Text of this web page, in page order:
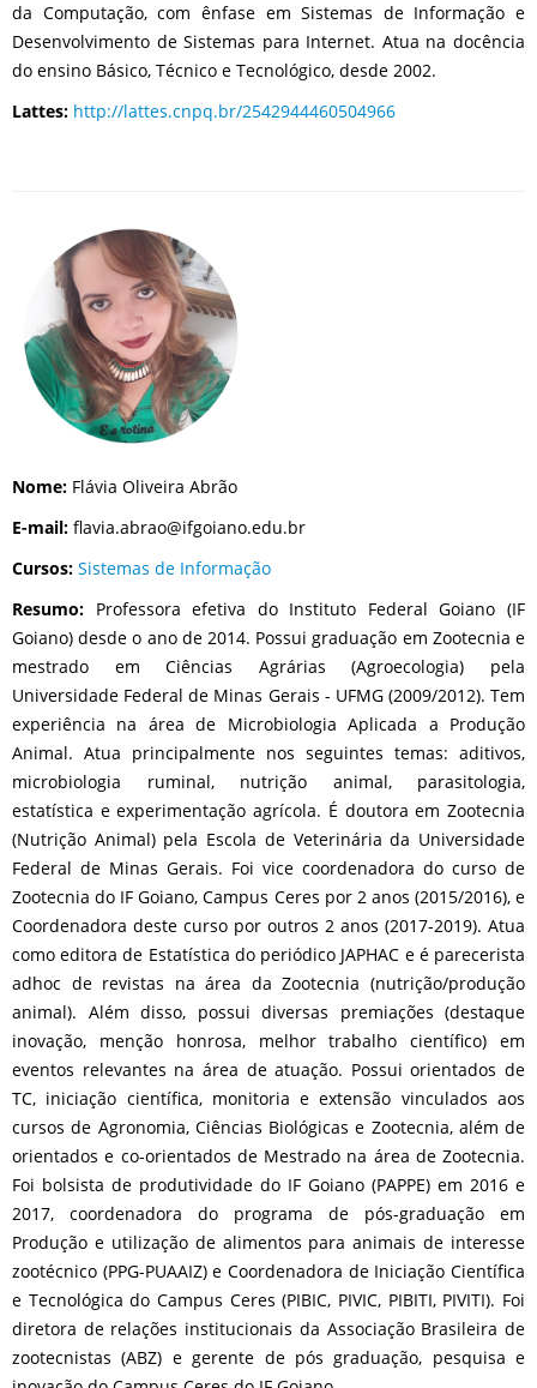
da Computação, com ênfase em Sistemas de Informação e
Desenvolvimento de Sistemas para Internet. Atua na docência
do ensino Básico, Técnico e Tecnológico, desde 2002.
Lattes: http://lattes.cnpq.br/2542944460504966
Nome: Flávia Oliveira Abrão
E-mail: flavia.abrao@ifgoiano.edu.br
Cursos: Sistemas de Informação
Resumo: Professora efetiva do Instituto Federal Goiano (IF
Goiano) desde o ano de 2014. Possui graduação em Zootecnia e
mestrado em Ciências Agrárias (Agroecologia) pela
Universidade Federal de Minas Gerais - UFMG (2009/2012). Tem
experiência na área de Microbiologia Aplicada a Produção
Animal. Atua principalmente nos seguintes temas: aditivos,
microbiologia ruminal, nutrição animal, parasitologia,
estatística e experimentação agrícola. É doutora em Zootecnia
(Nutrição Animal) pela Escola de Veterinária da Universidade
Federal de Minas Gerais. Foi vice coordenadora do curso de
Zootecnia do IF Goiano, Campus Ceres por 2 anos (2015/2016), e
Coordenadora deste curso por outros 2 anos (2017-2019). Atua
como editora de Estatística do periódico JAPHAC e é parecerista
adhoc de revistas na área da Zootecnia (nutrição/produção
animal). Além disso, possui diversas premiações (destaque
inovação, menção honrosa, melhor trabalho científico) em
eventos relevantes na área de atuação. Possui orientados de
TC, iniciação científica, monitoria e extensão vinculados aos
cursos de Agronomia, Ciências Biológicas e Zootecnia, além de
orientados e co-orientados de Mestrado na área de Zootecnia.
Foi bolsista de produtividade do IF Goiano (PAPPE) em 2016 e
2017, coordenadora do programa de pós-graduação em
Produção e utilização de alimentos para animais de interesse
zootécnico (PPG-PUAAIZ) e Coordenadora de Iniciação Científica
e Tecnológica do Campus Ceres (PIBIC, PIVIC, PIBITI, PIVITI). Foi
diretora de relações institucionais da Associação Brasileira de
zootecnistas (ABZ) e gerente de pós graduação, pesquisa e